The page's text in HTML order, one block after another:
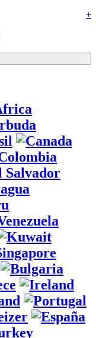
+